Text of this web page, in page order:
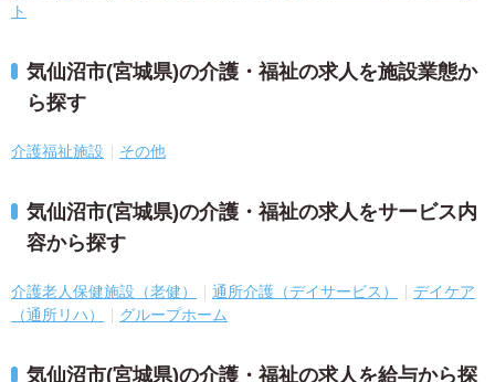
ト
気仙沼市(宮城県)の介護・福祉の求人を施設業態か
ら探す
介護福祉施設 その他
気仙沼市(宮城県)の介護・福祉の求人をサービス内
容から探す
介護老人保健施設（老健） 通所介護（デイサービス）
デイケア
（通所リハ）
グループホーム
気仙沼市(宮城県)の介護・福祉の求人を給与から探